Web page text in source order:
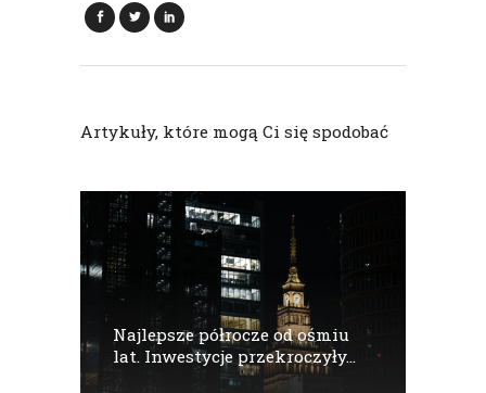
Artykuły, które mogą Ci się spodobać
Najlepsze półrocze od ośmiu
lat. Inwestycje przekroczyły...